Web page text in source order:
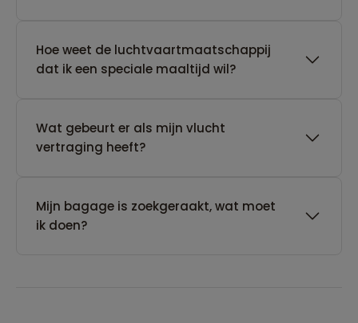
Hoe weet de luchtvaartmaatschappij
dat ik een speciale maaltijd wil?
Wat gebeurt er als mijn vlucht
vertraging heeft?
Mijn bagage is zoekgeraakt, wat moet
ik doen?